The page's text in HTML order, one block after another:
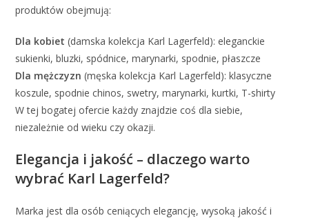
produktów obejmują:
Dla kobiet (damska kolekcja Karl Lagerfeld): eleganckie
sukienki, bluzki, spódnice, marynarki, spodnie, płaszcze
Dla mężczyzn (męska kolekcja Karl Lagerfeld): klasyczne
koszule, spodnie chinos, swetry, marynarki, kurtki, T-shirty
W tej bogatej ofercie każdy znajdzie coś dla siebie,
niezależnie od wieku czy okazji.
Elegancja i jakość – dlaczego warto
wybrać Karl Lagerfeld?
Marka jest dla osób ceniących elegancję, wysoką jakość i